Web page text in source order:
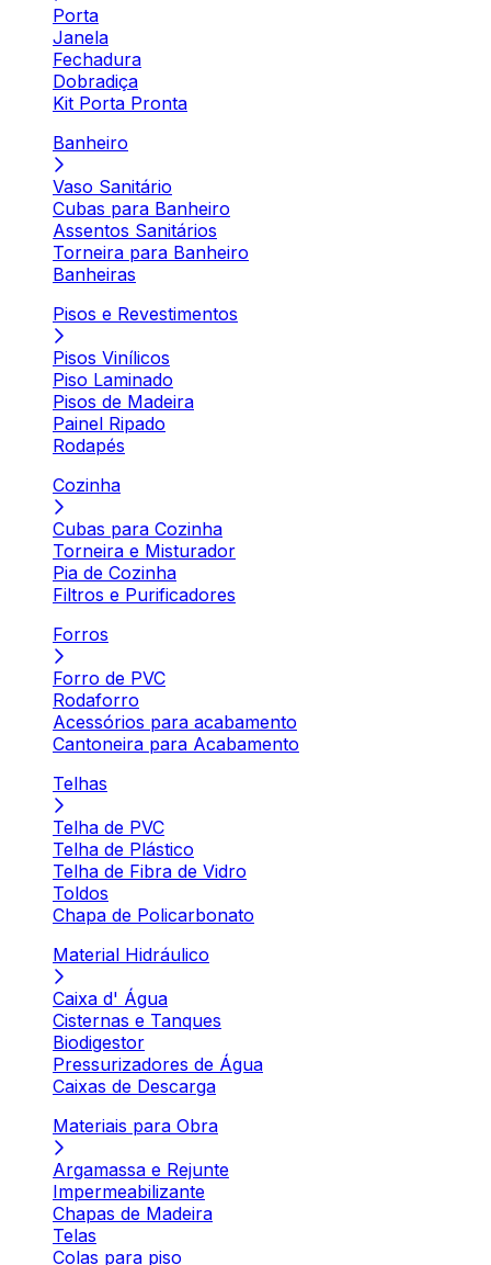
Porta
Janela
Fechadura
Dobradiça
Kit Porta Pronta
Banheiro
Vaso Sanitário
Cubas para Banheiro
Assentos Sanitários
Torneira para Banheiro
Banheiras
Pisos e Revestimentos
Pisos Vinílicos
Piso Laminado
Pisos de Madeira
Painel Ripado
Rodapés
Cozinha
Cubas para Cozinha
Torneira e Misturador
Pia de Cozinha
Filtros e Purificadores
Forros
Forro de PVC
Rodaforro
Acessórios para acabamento
Cantoneira para Acabamento
Telhas
Telha de PVC
Telha de Plástico
Telha de Fibra de Vidro
Toldos
Chapa de Policarbonato
Material Hidráulico
Caixa d' Água
Cisternas e Tanques
Biodigestor
Pressurizadores de Água
Caixas de Descarga
Materiais para Obra
Argamassa e Rejunte
Impermeabilizante
Chapas de Madeira
Telas
Colas para piso